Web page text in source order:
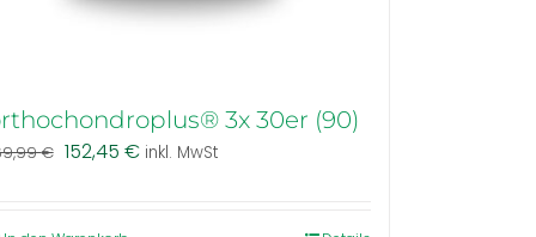
3x 30er (90)
€ Ursprünglicher
152,45 €Aktueller
inkl. MwSt